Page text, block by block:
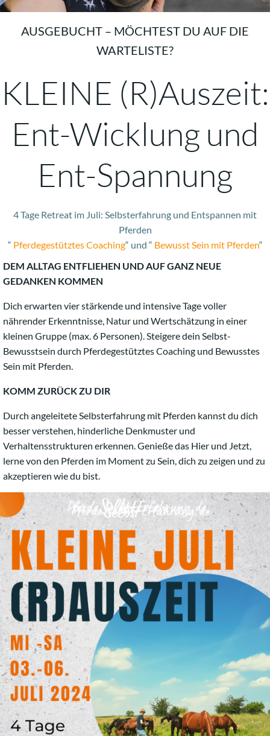
AUSGEBUCHT – MÖCHTEST DU AUF DIE
WARTELISTE?
KLEINE (R)Auszeit:
Ent-Wicklung und
Ent-Spannung
4 Tage Retreat im Juli: Selbsterfahrung und Entspannen mit
Pferden
“ Pferdegestütztes Coaching“ und “ Bewusst Sein mit Pferden“
DEM ALLTAG ENTFLIEHEN UND AUF GANZ NEUE
GEDANKEN KOMMEN
Dich erwarten vier stärkende und intensive Tage voller
nährender Erkenntnisse, Natur und Wertschätzung in einer
kleinen Gruppe (max. 6 Personen). Steigere dein Selbst-
Bewusstsein durch Pferdegestütztes Coaching und Bewusstes
Sein mit Pferden.
KOMM ZURÜCK ZU DIR
Durch angeleitete Selbsterfahrung mit Pferden kannst du dich
besser verstehen, hinderliche Denkmuster und
Verhaltensstrukturen erkennen. Genieße das Hier und Jetzt,
lerne von den Pferden im Moment zu Sein, dich zu zeigen und zu
akzeptieren wie du bist.